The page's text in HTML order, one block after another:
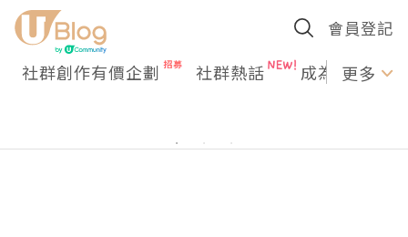
會員登記
社群創作有價企劃 社群熱話 成為U更多